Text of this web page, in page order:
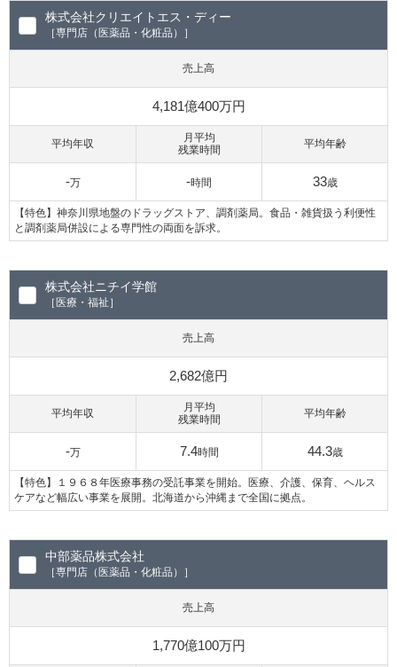
株式会社クリエイトエス・ディー
［専門店（医薬品・化粧品）］
売上高
4,181億400万円
平均年収
-万
月平均
残業時間
-時間
平均年齢
33歳
【特色】神奈川県地盤のドラッグストア、調剤薬局。食品・雑貨扱う利便性
と調剤薬局併設による専門性の両面を訴求。
株式会社ニチイ学館
［医療・福祉］
売上高
2,682億円
平均年収
-万
月平均
残業時間
7.4時間
平均年齢
44.3歳
【特色】１９６８年医療事務の受託事業を開始。医療、介護、保育、ヘルス
ケアなど幅広い事業を展開。北海道から沖縄まで全国に拠点。
中部薬品株式会社
［専門店（医薬品・化粧品）］
売上高
1,770億100万円